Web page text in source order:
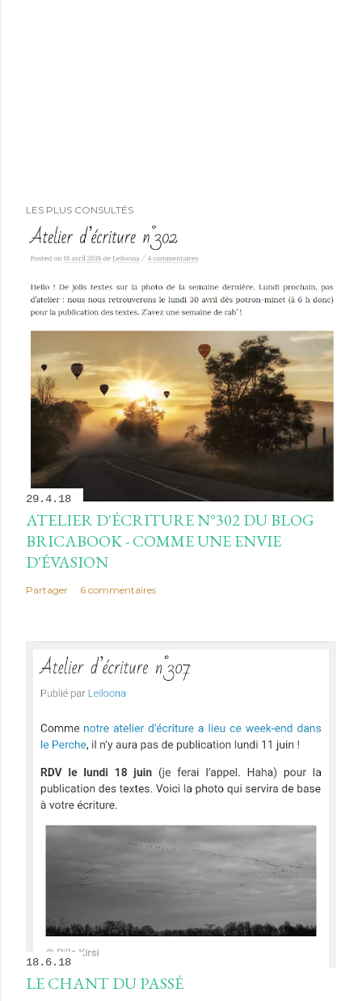
LES PLUS CONSULTÉS
29.4.18
ATELIER D'ÉCRITURE N°302 DU BLOG
BRICABOOK - COMME UNE ENVIE
D'ÉVASION
Partager 6 commentaires
18.6.18
LE CHANT DU PASSÉ